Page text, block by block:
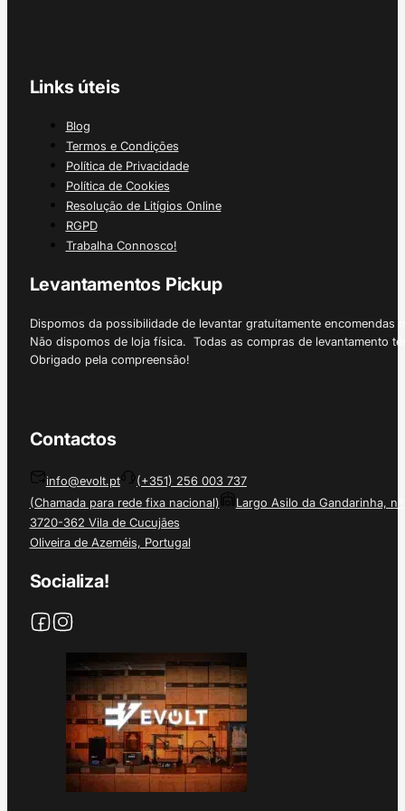
Links úteis
Blog
Termos e Condições
Política de Privacidade
Política de Cookies
Resolução de Litígios Online
RGPD
Trabalha Connosco!
Levantamentos Pickup
Dispomos da possibilidade de levantar gratuitamente
Não dispomos de loja física. Todas as compras de levantamento
Obrigado pela compreensão!
Contactos
info@evolt.pt
(+351) 256 003 737
(Chamada para rede fixa nacional)
Largo Asilo da Gandarinha, nº
3720-362 Vila de Cucujães
Oliveira de Azeméis, Portugal
Socializa!